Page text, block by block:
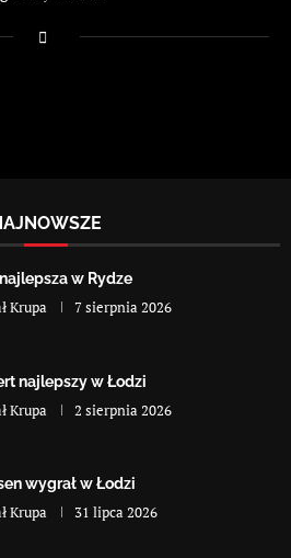
w Rydze
Krupa 7 sierpnia 2026
najlepszy w Łodzi
Krupa 2 sierpnia 2026
wygrał w Łodzi
Krupa 31 lipca 2026